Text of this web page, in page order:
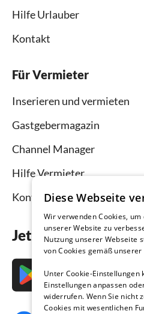
Hilfe Urlauber
Kontakt
Für Vermieter
Inserieren und vermieten
Gastgebermagazin
Channel Manager
Hilfe Vermieter
Kontakt
Jetzt die App
Diese Webseite
Wir verwenden Cookies,
unserer Website zu
Nutzung unserer Webseite
von Cookies gemäß
Unter Cookie-Einstellungen
Einstellungen anpassen
widerrufen. Wenn Sie nicht
Cookies mit wesentlichen